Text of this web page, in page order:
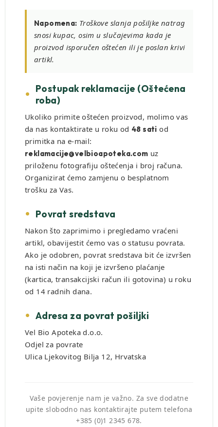
Napomena: Troškove slanja pošiljke natrag
snosi kupac, osim u slučajevima kada je
proizvod isporučen oštećen ili je poslan krivi
artikl.
Postupak reklamacije (Oštećena
roba)
Ukoliko primite oštećen proizvod, molimo vas
da nas kontaktirate u roku od 48 sati od
primitka na e-mail:
reklamacije@velbioapoteka.com uz
priloženu fotografiju oštećenja i broj računa.
Organizirat ćemo zamjenu o besplatnom
trošku za Vas.
Povrat sredstava
Nakon što zaprimimo i pregledamo vraćeni
artikl, obavijestit ćemo vas o statusu povrata.
Ako je odobren, povrat sredstava bit će izvršen
na isti način na koji je izvršeno plaćanje
(kartica, transakcijski račun ili gotovina) u roku
od 14 radnih dana.
Adresa za povrat pošiljki
Vel Bio Apoteka d.o.o.
Odjel za povrate
Ulica Ljekovitog Bilja 12, Hrvatska
Vaše povjerenje nam je važno. Za sve dodatne
upite slobodno nas kontaktirajte putem telefona
+385 (0)1 2345 678.